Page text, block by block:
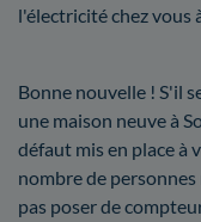
l'électricité chez vous
Bonne nouvelle ! S'il
une maison neuve à
défaut mis en place à
nombre de
pas poser de